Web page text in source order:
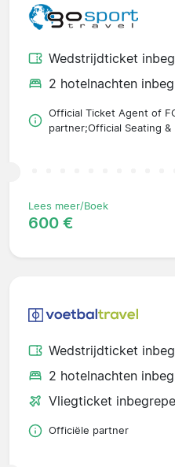
Wedstrijdticket
2 hotelnachten
Official Ticket Agent of
partner;Official Seating &
Lees meer/Boek
600 €
Wedstrijdticket
2 hotelnachten
Vliegticket
Officiële partner